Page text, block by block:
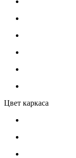
Цвет каркаса